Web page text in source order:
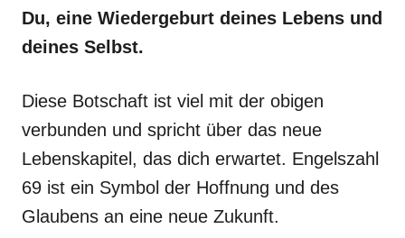
Du, eine Wiedergeburt deines Lebens und
deines Selbst.
Diese Botschaft ist viel mit der obigen
verbunden und spricht über das neue
Lebenskapitel, das dich erwartet. Engelszahl
69 ist ein Symbol der Hoffnung und des
Glaubens an eine neue Zukunft.